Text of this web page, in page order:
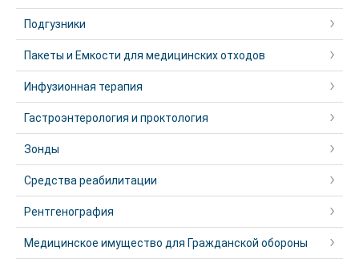
Подгузники
Пакеты и Емкости для медицинских отходов
Инфузионная терапия
Гастроэнтерология и проктология
Зонды
Средства реабилитации
Рентгенография
Медицинское имущество для Гражданской обороны